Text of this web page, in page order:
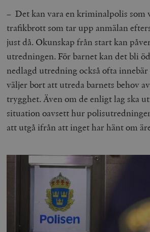
– Det kan vara en kriminalpolis som
trafikbrott som tar upp anmälan
just då. Okunskap från start kan
utredningen. För barnet kan det bli
nedlagd utredning också ofta
väljer bort att utreda barnets behov
trygghet. Även om de enligt lag ska
situation oavsett hur
att utgå ifrån att inget har hänt om